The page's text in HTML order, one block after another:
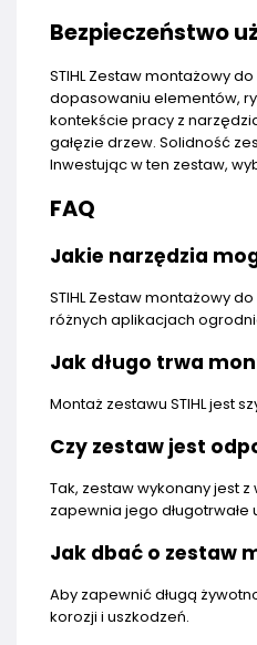
Bezpieczeństwo
STIHL Zestaw montażowy
dopasowaniu elementów,
kontekście pracy z
gałęzie drzew. Solidność
Inwestując w ten zestaw,
FAQ
Jakie narzędzia
STIHL Zestaw montażowy
różnych aplikacjach
Jak długo trwa
Montaż zestawu STIHL jest
Czy zestaw jest
Tak, zestaw wykonany jest
zapewnia jego długotrwałe
Jak dbać o zestaw
Aby zapewnić długą
korozji i uszkodzeń.